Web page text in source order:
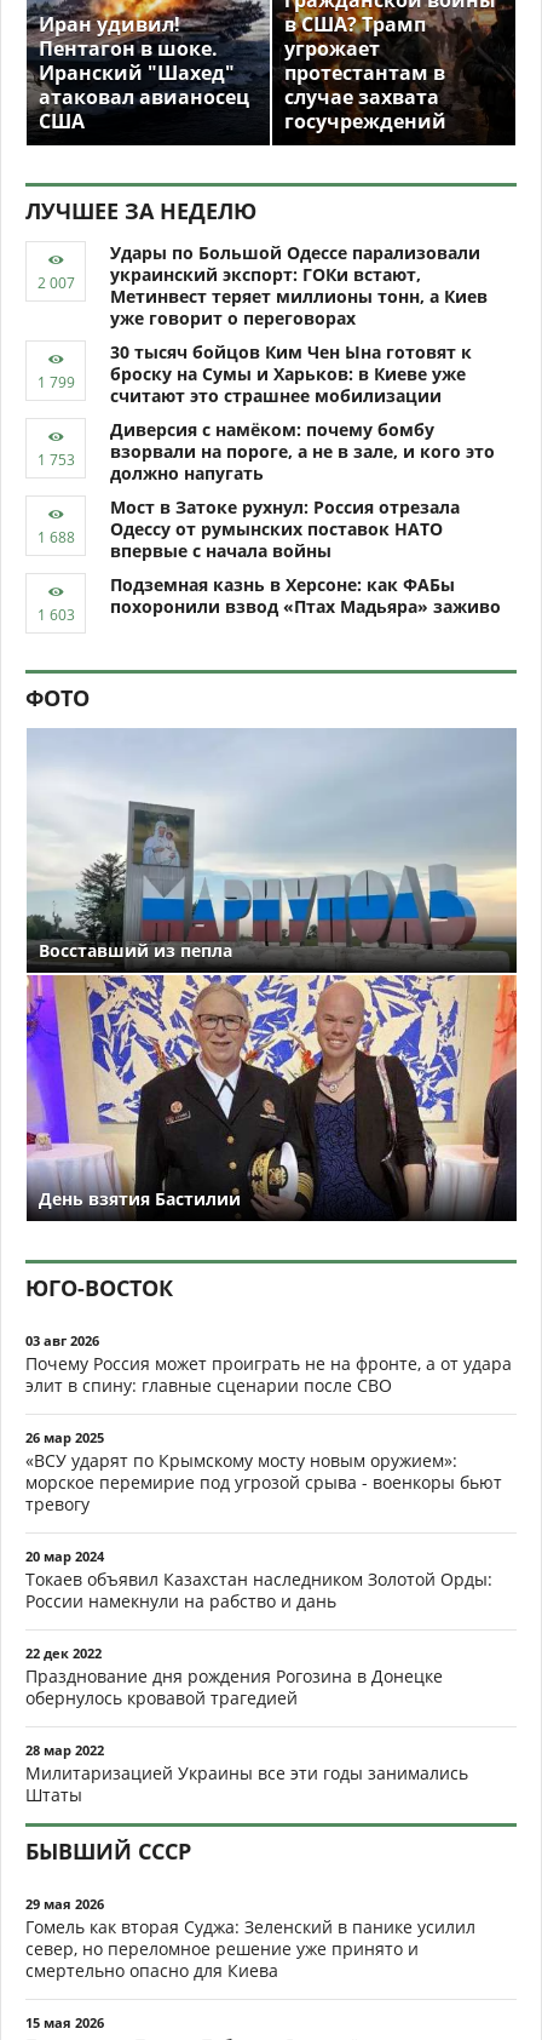
Иран удивил!
Пентагон в шоке.
Иранский "Шахед"
атаковал авианосец
США
в США? Трамп
угрожает
протестантам в
случае захвата
госучреждений
ЛУЧШЕЕ ЗА НЕДЕЛЮ
Удары по Большой Одессе парализовали
украинский экспорт: ГОКи встают,
Метинвест теряет миллионы тонн, а Киев
уже говорит о переговорах
30 тысяч бойцов Ким Чен Ына готовят к
броску на Сумы и Харьков: в Киеве уже
считают это страшнее мобилизации
Диверсия с намёком: почему бомбу
взорвали на пороге, а не в зале, и кого это
должно напугать
Мост в Затоке рухнул: Россия отрезала
Одессу от румынских поставок НАТО
впервые с начала войны
Подземная казнь в Херсоне: как ФАБы
похоронили взвод «Птах Мадьяра» заживо
ФОТО
Восставший из пепла
День взятия Бастилии
ЮГО-ВОСТОК
03 авг 2026
Почему Россия может проиграть не на фронте, а от удара
элит в спину: главные сценарии после СВО
26 мар 2025
«ВСУ ударят по Крымскому мосту новым оружием»:
морское перемирие под угрозой срыва - военкоры бьют
тревогу
20 мар 2024
Токаев объявил Казахстан наследником Золотой Орды:
России намекнули на рабство и дань
22 дек 2022
Празднование дня рождения Рогозина в Донецке
обернулось кровавой трагедией
28 мар 2022
Милитаризацией Украины все эти годы занимались
Штаты
БЫВШИЙ СССР
29 мая 2026
Гомель как вторая Суджа: Зеленский в панике усилил
север, но переломное решение уже принято и
смертельно опасно для Киева
15 мая 2026